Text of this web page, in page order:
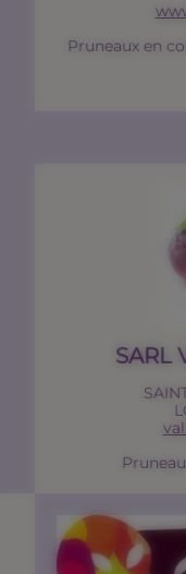
Pruneaux en
SARL